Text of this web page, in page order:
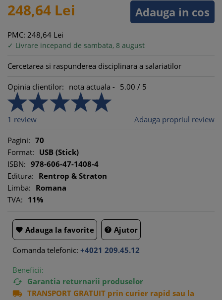
Adauga in cos
248,64 Lei
PMC: 248,64 Lei
✓ Livrare incepand de sambata, 8 august
Cercetarea si raspunderea disciplinara a salariatilor
Opinia clientilor: nota actuala - 5.00 / 5
1 review Adauga propriul review
Pagini: 70
Format: USB (Stick)
ISBN: 978-606-47-1408-4
Editura: Rentrop & Straton
Limba: Romana
TVA: 11%
 Adauga la favorite  Ajutor
Comanda telefonic: +4021 209.45.12
Beneficii:
 Garantia returnarii produselor
 TRANSPORT GRATUIT prin curier rapid sau la